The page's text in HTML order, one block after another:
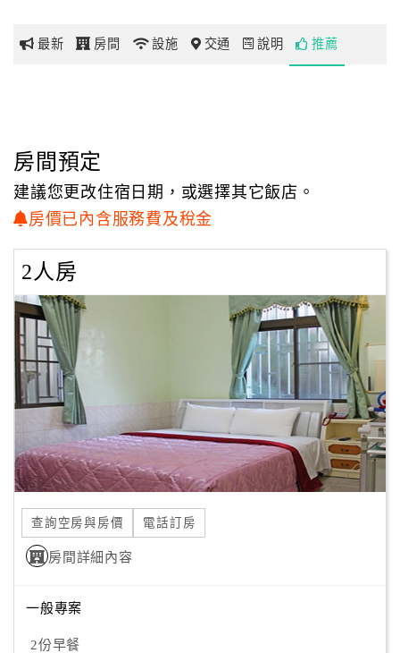
玩
地
圖
顧
務
顧
客
滿
意
訂
單
管
理
員
周邊的旅遊景點甚多，有玉虛宮玉皇大帝廟濟公活佛、九龍
在這附近有許多咖啡簡餐店，讓您在旅途中，在美食的陪伴
下，更加的歡欣愉悅！
累了嗎?『仁義潭溫馨民宿』是您的最佳選擇！歡迎您的光
※合法民宿編號130
最新 房間 設施 交通 說明 推薦
房間預定
建議您更改住宿日期，或選擇其它飯店。
房價已內含服務費及稅金
2人房
查詢空房與房價 電話訂房
房間詳細內容
一般專案
2份早餐